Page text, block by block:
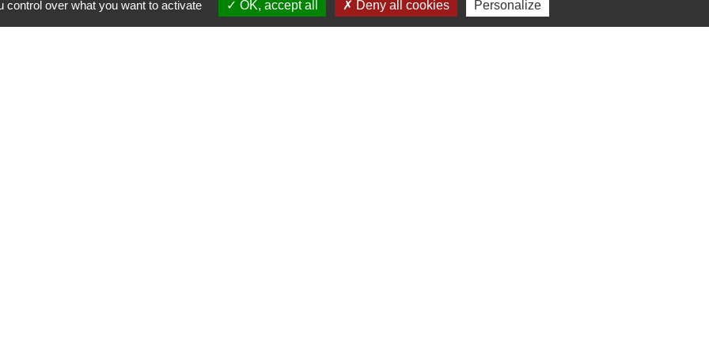
over what you want to activate OK, accept all Deny all cookies Personalize